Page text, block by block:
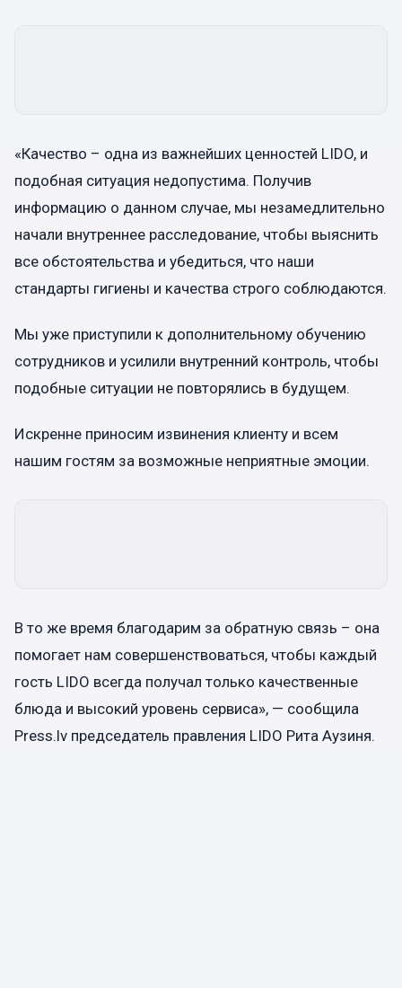
«Качество – одна из важнейших ценностей LIDO, и
подобная ситуация недопустима. Получив
информацию о данном случае, мы незамедлительно
начали внутреннее расследование, чтобы выяснить
все обстоятельства и убедиться, что наши
стандарты гигиены и качества строго соблюдаются.
Мы уже приступили к дополнительному обучению
сотрудников и усилили внутренний контроль, чтобы
подобные ситуации не повторялись в будущем.
Искренне приносим извинения клиенту и всем
нашим гостям за возможные неприятные эмоции.
В то же время благодарим за обратную связь – она
помогает нам совершенствоваться, чтобы каждый
гость LIDO всегда получал только качественные
блюда и высокий уровень сервиса», — сообщила
Press.lv председатель правления LIDO Рита Аузиня.